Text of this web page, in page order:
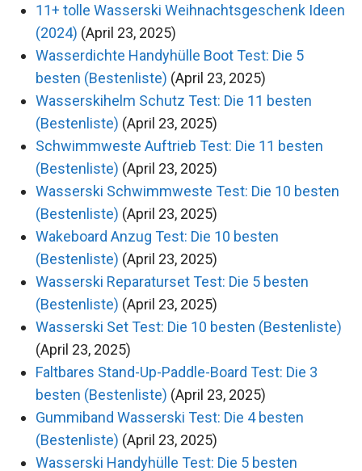
11+ tolle Wasserski Weihnachtsgeschenk Ideen
(2024) (April 23, 2025)
Wasserdichte Handyhülle Boot Test: Die 5
besten (Bestenliste) (April 23, 2025)
Wasserskihelm Schutz Test: Die 11 besten
(Bestenliste) (April 23, 2025)
Schwimmweste Auftrieb Test: Die 11 besten
(Bestenliste) (April 23, 2025)
Wasserski Schwimmweste Test: Die 10 besten
(Bestenliste) (April 23, 2025)
Wakeboard Anzug Test: Die 10 besten
(Bestenliste) (April 23, 2025)
Wasserski Reparaturset Test: Die 5 besten
(Bestenliste) (April 23, 2025)
Wasserski Set Test: Die 10 besten (Bestenliste)
(April 23, 2025)
Faltbares Stand-Up-Paddle-Board Test: Die 3
besten (Bestenliste) (April 23, 2025)
Gummiband Wasserski Test: Die 4 besten
(Bestenliste) (April 23, 2025)
Wasserski Handyhülle Test: Die 5 besten